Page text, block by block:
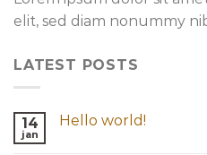
elit, sed diam nonummy
LATEST POSTS
14
jan
Hello world!